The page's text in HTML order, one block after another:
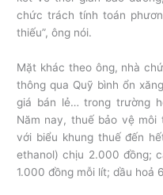
chức trách tính toán
thiếu”, ông nói.
Mặt khác theo ông, nhà
thông qua Quỹ bình ổn
giá bán lẻ… trong trường
Năm nay, thuế bảo vệ môi
với biểu khung thuế đến
ethanol) chịu 2.000 đồng;
1.000 đồng mỗi lít; dầu hoả